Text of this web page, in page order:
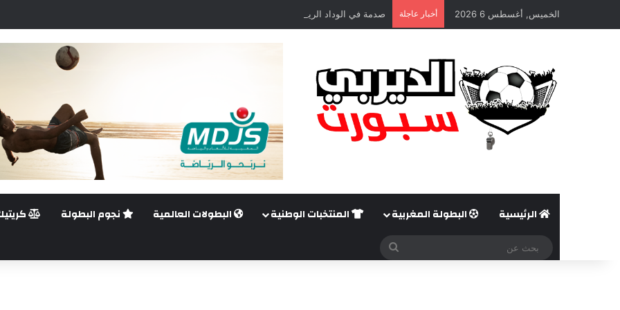
الخميس, أغسطس 6 2026 أخبار عاجلة صدمة في الوداد الرياضي.. غيليرمي فيريرا يقترب من الجراحة بعد قطع في الرباط الصليبي
الرئيسية البطولة المغربية المنتخبات الوطنية البطولات العالمية نجوم البطولة